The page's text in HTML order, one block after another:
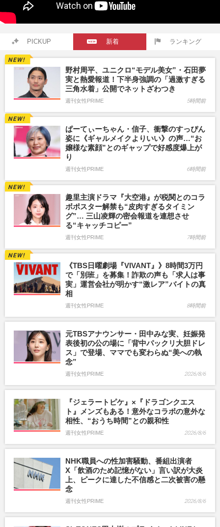
PICKUP 新着 ランキング
野村周平、ユニクロ“モデル美女”・石田夢
実と熱愛報道！下半身強調の「過激すぎる
三角水着」公開でネットざわつき
週刊女性PRIME 5時間前
ぱーてぃーちゃん・信子、衝撃のすっぴん
姿に《ギャルメイクよりいい》の声…“お
嬢様な素顔”とのギャップで好感度爆上が
り
週刊女性PRIME 6時間前
趣里主演ドラマ『大空港』が税関とのコラ
ボポスター解禁も“皮肉すぎるタイミン
グ”… 三山凌輝の密会報道を連想させ
る“キャッチコピー”
週刊女性PRIME 7時間前
《TBS日曜劇場『VIVANT』》8時間3万円
で「別班」を募集！詐欺の声も「求人は事
実」運営会社が明かす“激レア”バイトの真
相
週刊女性PRIME 8時間前
元TBSアナウンサー・田中みな実、妊娠発
表後初の公の場に「背中パックリ大胆ドレ
ス」で登場、ママでも変わらぬ“美への執
念”
週刊女性PRIME 2026/8/6
『ジェラートピケ』×『ドラゴンクエス
ト』メンズもある！意外なコラボの意外な
相性、“おうち時間”との親和性
週刊女性PRIME 2026/8/6
NHK職員への性加害騒動、番組出演者
X「飲酒のため記憶がない」言い訳が大炎
上、ピークに達した不信感と二次被害の懸
念
週刊女性PRIME 2026/8/6